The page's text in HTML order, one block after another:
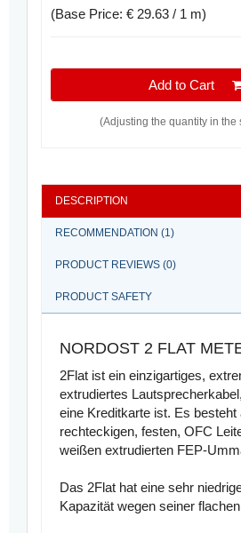
(Base Price: € 29.63 / 1 m)
Add to Cart
(Adjusting the quantity in the
DESCRIPTION
RECOMMENDATION (1)
PRODUCT REVIEWS (0)
PRODUCT SAFETY
NORDOST 2 FLAT
2Flat ist ein einzigartiges,
extrudiertes
eine Kreditkarte ist. Es besteht
rechteckigen, festen, OFC
weißen extrudierten FEP-
Das 2Flat hat eine sehr
Kapazität wegen seiner